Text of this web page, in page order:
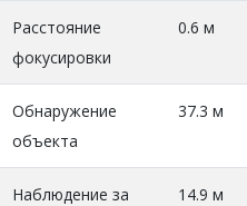
Расстояние
фокусировки
0.6 м
Обнаружение
объекта
37.3 м
Наблюдение за
14.9 м